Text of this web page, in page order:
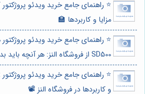
⭐️ راهنمای جامع خرید ویدئو پروژکتور
مزایا و کاربردها 🏫
SD500 از فروشگاه النز: هر آنچه باید بدانید 💡
و کاربردها در فروشگاه النز 📽️